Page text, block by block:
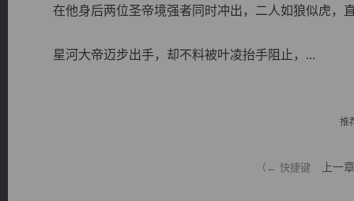
在他身后两位圣帝境强者同时冲出，二人如狼似虎，
星河大帝迈步出手，却不料被叶凌抬手阻止，...
推
（← 快捷键 上一章